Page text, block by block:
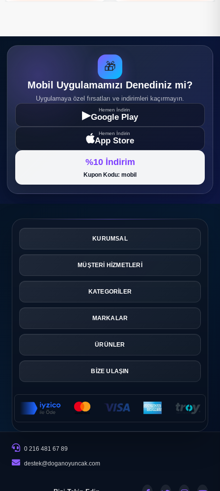
🎁
Mobil Uygulamamızı Denediniz mi?
Uygulamaya özel fırsatları ve indirimleri kaçırmayın.
▶ Hemen İndirin
Google Play
Hemen İndirin
App Store
%10 İndirim
Kupon Kodu: mobil
KURUMSAL
MÜŞTERİ HİZMETLERİ
KATEGORİLER
MARKALAR
ÜRÜNLER
BİZE ULAŞIN
0 216 481 67 89
destek@doganoyuncak.com